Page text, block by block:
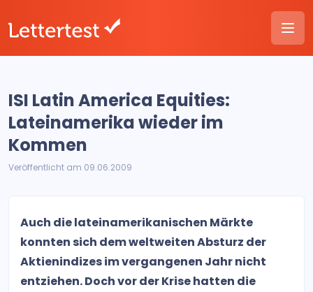
ISI Latin America Equities:
Lateinamerika wieder im
Kommen
Veröffentlicht am 09.06.2009
Auch die lateinamerikanischen Märkte
konnten sich dem weltweiten Absturz der
Aktienindizes im vergangenen Jahr nicht
entziehen. Doch vor der Krise hatten die